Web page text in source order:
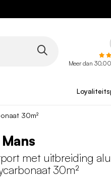
Meer dan
30m²
met uitbreiding
30m²